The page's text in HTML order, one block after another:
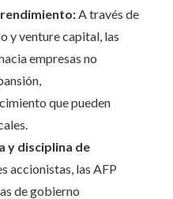
A través de
y venture capital, las
empresas no
que pueden
y disciplina de
accionistas, las AFP
de gobierno